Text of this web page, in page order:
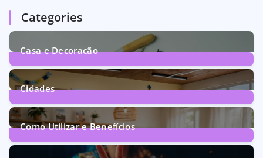
Categories
Casa e Decoração
1Post
Cidades
71Posts
Como Utilizar e Benefícios
160Posts